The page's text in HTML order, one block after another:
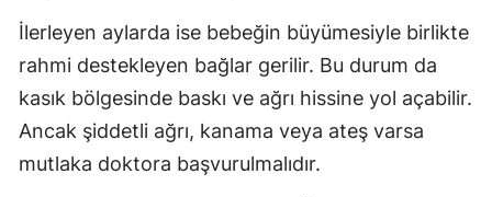
İlerleyen aylarda ise bebeğin büyümesiyle birlikte
rahmi destekleyen bağlar gerilir. Bu durum da
kasık bölgesinde baskı ve ağrı hissine yol açabilir.
Ancak şiddetli ağrı, kanama veya ateş varsa
mutlaka doktora başvurulmalıdır.